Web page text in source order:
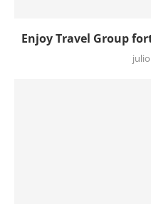
Enjoy Travel Group